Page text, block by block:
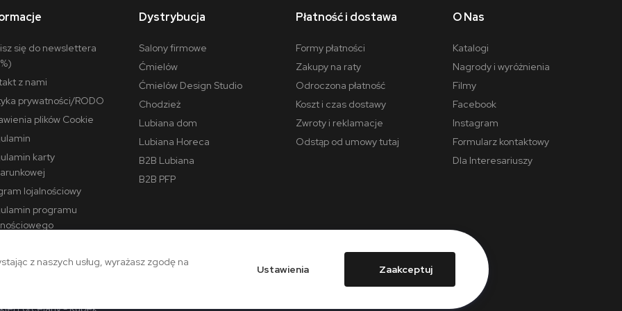
się do newslettera
z nami
prywatności/RODO
plików Cookie
karty
lojalnościowy
programu
Porcelany - Rabat
Porcelany - Kubek
Dystrybucja
Salony firmowe
Ćmielów
Ćmielów Design Studio
Chodzież
Lubiana dom
Lubiana Horeca
B2B Lubiana
B2B PFP
Płatność i dostawa
Formy płatności
Zakupy na raty
Odroczona płatność
Koszt i czas dostawy
Zwroty i reklamacje
Odstąp od umowy tutaj
O Nas
Katalogi
Nagrody i wyróżnienia
Filmy
Facebook
Instagram
Formularz kontaktowy
Dla Interesariuszy
z naszych usług, wyrażasz zgodę na
Ustawienia Zaakceptuj